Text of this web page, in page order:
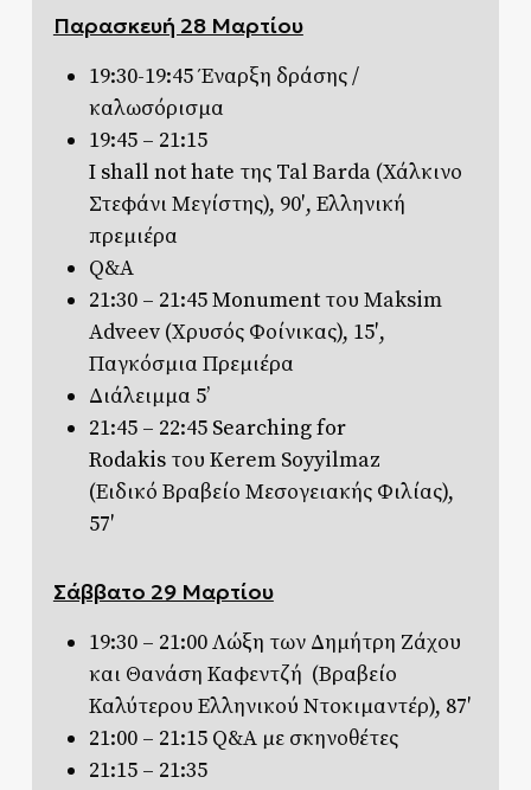
Παρασκευή 28 Μαρτίου
19:30-19:45 Έναρξη δράσης /
καλωσόρισμα
19:45 – 21:15
I shall not hate της Tal Barda (Χάλκινο
Στεφάνι Μεγίστης), 90′, Ελληνική
πρεμιέρα
Q&A
21:30 – 21:45Monumentτου Maksim
Adveev (Χρυσός Φοίνικας), 15′,
Παγκόσμια Πρεμιέρα
Διάλειμμα 5’
21:45 – 22:45 Searching for
Rodakisτου Kerem Soyyilmaz
(Ειδικό Βραβείο Μεσογειακής Φιλίας),
57′
Σάββατο 29 Μαρτίου
19:30 – 21:00Λώξη των Δημήτρη Ζάχου
και Θανάση Καφεντζή (Βραβείο
Καλύτερου Ελληνικού Ντοκιμαντέρ), 87′
21:00 – 21:15 Q&A με σκηνοθέτες
21:15 – 21:35